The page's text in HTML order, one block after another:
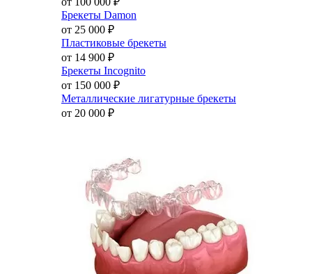
Брекеты Damon
от 25 000 ₽
Пластиковые брекеты
от 14 900 ₽
Брекеты Incognito
от 150 000 ₽
Металлические лигатурные брекеты
от 20 000 ₽